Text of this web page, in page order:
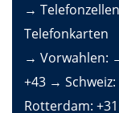
→
Telefonkarten
→ Vorwahlen:
+43 →
Rotterdam: